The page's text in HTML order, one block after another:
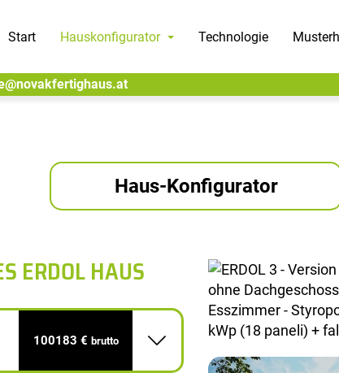
Start Hauskonfigurator Technologie
Haus-Konfigurator
ERDOL HAUS
100183 € brutto